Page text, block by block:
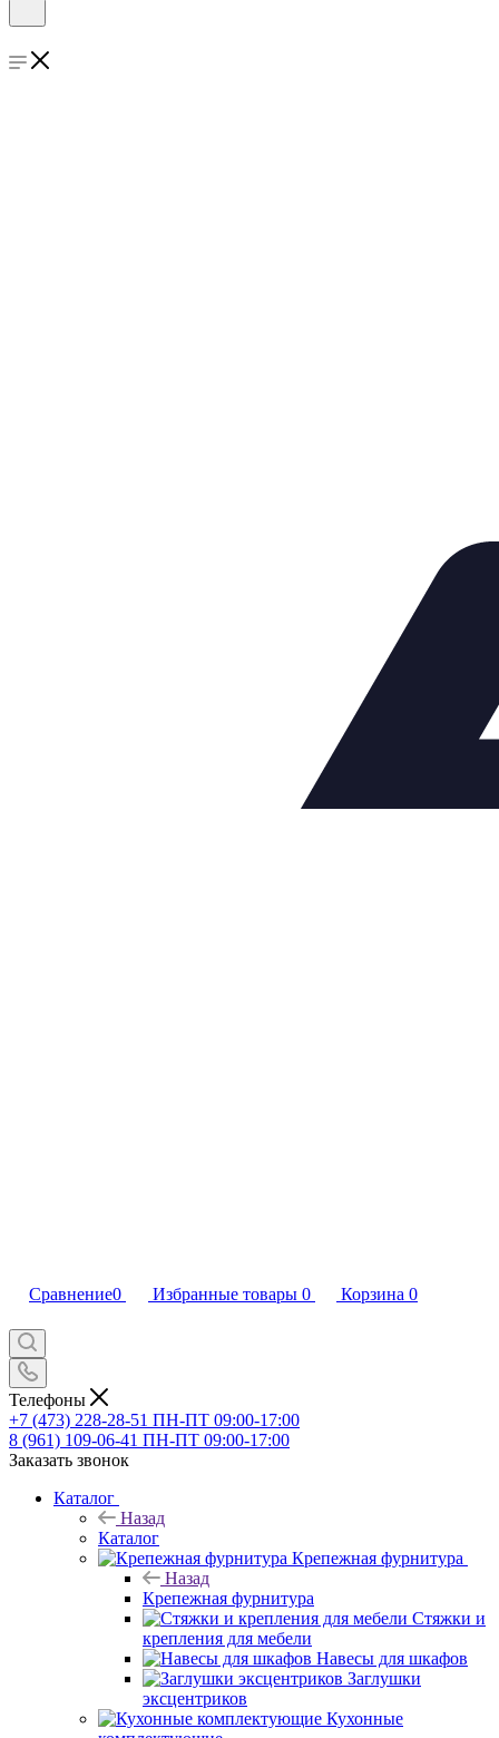
Сравнение0 Избранные товары 0 Корзина 0
Телефоны
+7 (473) 228-28-51 ПН-ПТ 09:00-17:00
8 (961) 109-06-41 ПН-ПТ 09:00-17:00
Заказать звонок
Каталог
Назад
Каталог
Крепежная фурнитура
Назад
Крепежная фурнитура
Стяжки и
крепления для мебели
Навесы для шкафов
Заглушки
эксцентриков
Кухонные